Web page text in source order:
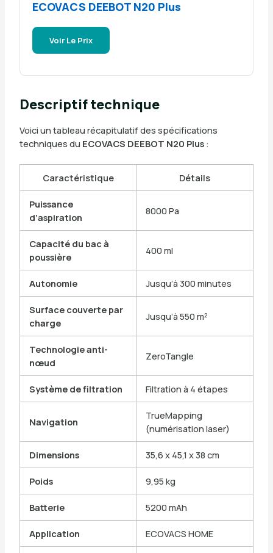
ECOVACS DEEBOT N20 Plus
Voir Le Prix
Descriptif technique
Voici un tableau récapitulatif des spécifications
techniques du ECOVACS DEEBOT N20 Plus:
Caractéristique Détails
Puissance
d’aspiration
8000 Pa
Capacité du bac à
poussière
400 ml
Autonomie Jusqu’à 300 minutes
Surface couverte par
charge
Jusqu’à 550 m²
Technologie anti-
nœud
ZeroTangle
Système de filtration Filtration à 4 étapes
Navigation
TrueMapping
(numérisation laser)
Dimensions 35,6 x 45,1 x 38 cm
Poids 9,95 kg
Batterie 5200 mAh
Application ECOVACS HOME